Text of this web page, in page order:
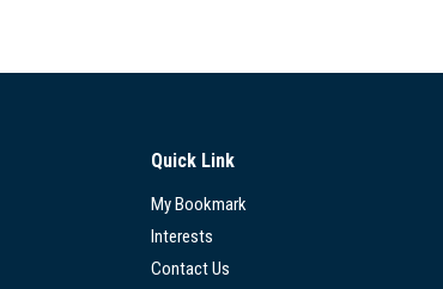
Quick Link
My Bookmark
Interests
Contact Us